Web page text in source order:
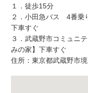
１．徒歩15分
２．小田急バス 4番乗
下車すぐ
３．武蔵野市コミュニ
みの家】下車すぐ
住所：東京都武蔵野市